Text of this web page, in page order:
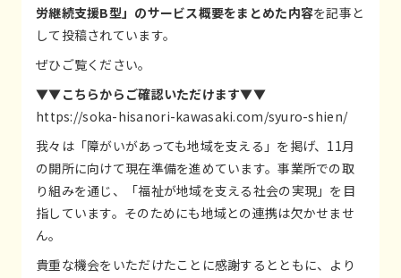
労継続支援B型」のサービス概要をまとめた内容を記事と
して投稿されています。
ぜひご覧ください。
▼▼こちらからご確認いただけます▼▼
https://soka-hisanori-kawasaki.com/syuro-shien/
我々は「障がいがあっても地域を支える」を掲げ、11月
の開所に向けて現在準備を進めています。事業所での取
り組みを通じ、「福祉が地域を支える社会の実現」を目
指しています。そのためにも地域との連携は欠かせませ
ん。
貴重な機会をいただけたことに感謝するとともに、より